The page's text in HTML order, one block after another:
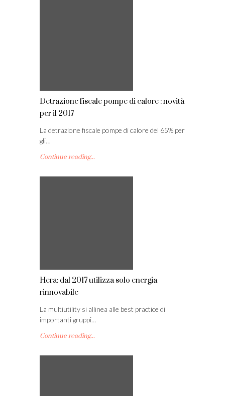
Detrazione fiscale pompe di calore : novità
per il 2017
La detrazione fiscale pompe di calore del 65% per
gli…
Continue reading...
Hera: dal 2017 utilizza solo energia
rinnovabile
La multiutility si allinea alle best practice di
importanti gruppi…
Continue reading...